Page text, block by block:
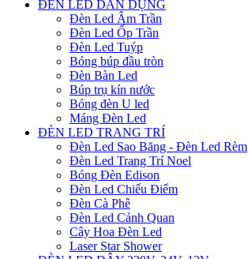
ĐÈN LED DÂN DỤNG
Đèn Led Âm Trần
Đèn Led Ốp Trần
Đèn Led Tuýp
Bóng búp đầu tròn
Đèn Bàn Led
Búp trụ kín nước
Bóng đèn U led
Máng Đèn Led
ĐÈN LED TRANG TRÍ
Đèn Led Sao Băng - Đèn Led Rèm
Đèn Led Trang Trí Noel
Bóng Đèn Edison
Đèn Led Chiếu Điểm
Đèn Cà Phê
Đèn Led Cảnh Quan
Cây Hoa Đèn Led
Laser Star Shower